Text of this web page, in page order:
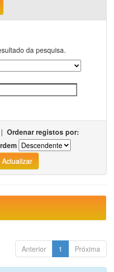
da pesquisa.
| Ordenar registos por:
Anterior 1 Próxima